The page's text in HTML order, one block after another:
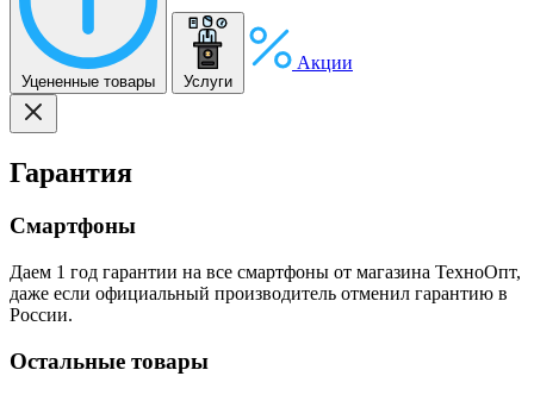
Уцененные товары Услуги
Акции
Гарантия
Смартфоны
Даем 1 год гарантии на все смартфоны от магазина ТехноОпт,
даже если официальный производитель отменил гарантию в
России.
Остальные товары